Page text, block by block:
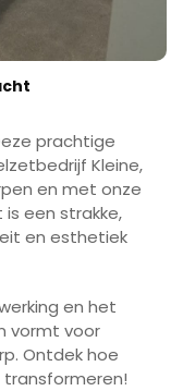
prachtige
Kleine,
en met onze
een strakke,
en esthetiek
en het
vormt voor
Ontdek hoe